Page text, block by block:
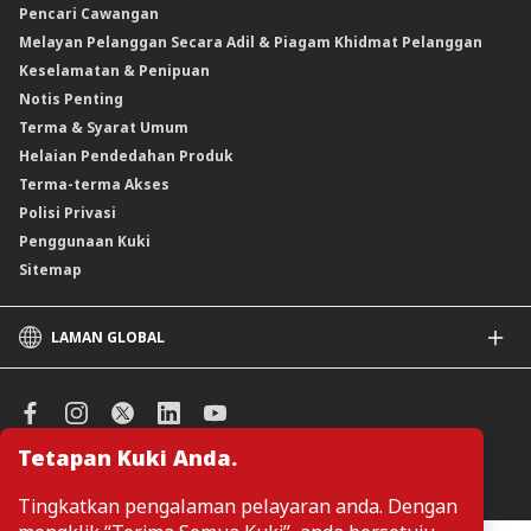
Tetapan Kuki Anda.
Tingkatkan pengalaman pelayaran anda. Dengan
Produk Berstruktur
Produk Berstruktur Islam
Skim Persaraan Swasta (PRS)
Clicks Trader
Instrumen Deposit Boleh Niaga
Unit Amanah Harga Berubah ASNB
Pencari Cawangan
Melayan Pelanggan Secara Adil & Piagam Khidmat Pelanggan
Keselamatan & Penipuan
Notis Penting
Terma & Syarat Umum
Helaian Pendedahan Produk
Terma-terma Akses
Polisi Privasi
Penggunaan Kuki
Sitemap
LAMAN GLOBAL
CIMB Islamic
CIMB Bank (SG)
CIMB Bank (KH)
CIMB Thai